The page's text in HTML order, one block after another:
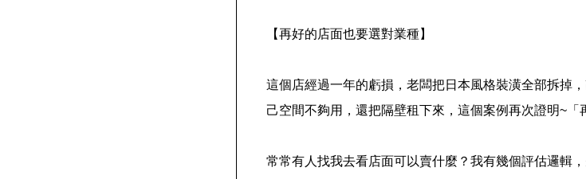
【再好的店面也要選對業種】
這個店經過一年的虧損，老闆把日本風格裝潢全部拆掉
己空間不夠用，還把隔壁租下來，這個案例再次證明~「
常常有人找我去看店面可以賣什麼？我有幾個評估邏輯